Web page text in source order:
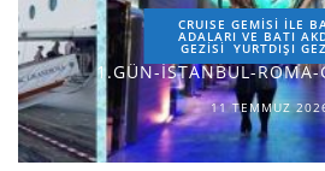
CRUISE GEMİSİ İLE
ADALARI VE BATI
GEZİSİ YURTDIŞI
1.GÜN-İSTANBUL-ROMA-
11 TEMMUZ